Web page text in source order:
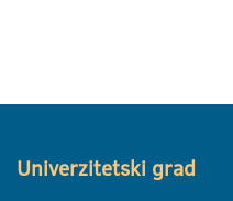
Univerzitetski grad